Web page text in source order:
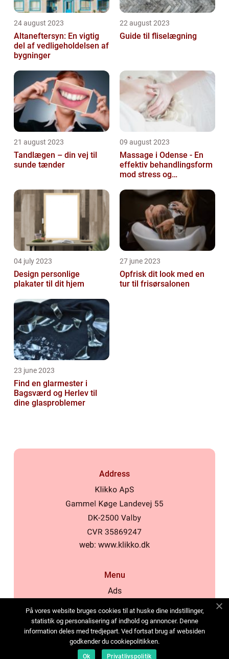
24 august 2023
Altaneftersyn: En vigtig
del af vedligeholdelsen af
bygninger
22 august 2023
Guide til fliselægning
21 august 2023
Tandlægen – din vej til
sunde tænder
09 august 2023
Massage i Odense - En
effektiv behandlingsform
mod stress og
04 july 2023
Design personlige
plakater til dit hjem
27 june 2023
Opfrisk dit look med en
tur til frisørsalonen
23 june 2023
Find en glarmester i
Bagsværd og Herlev til
dine glasproblemer
Address
web: www.klikko.dk
Menu
Ads
Cookies
Contact
Sitemap
På vores website bruges cookies til at huske dine indstillinger,
statistik og personalisering af indhold og annoncer. Denne
information deles med tredjepart. Ved fortsat brug af websiden
godkender du cookiepolitikken.
Ok Privatlivspolitik